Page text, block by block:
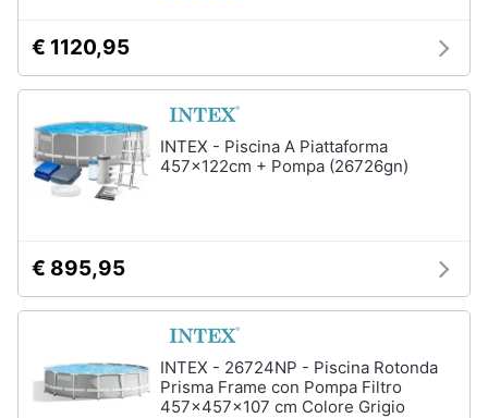
€ 1120,95
INTEX - Piscina A Piattaforma
457x122cm + Pompa (26726gn)
€ 895,95
INTEX - 26724NP - Piscina Rotonda
Prisma Frame con Pompa Filtro
457x457x107 cm Colore Grigio